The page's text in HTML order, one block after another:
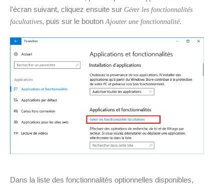
l'écran suivant, cliquez ensuite sur Gérer les fonctionnalités
facultatives, puis sur le bouton Ajouter une fonctionnalité.
Dans la liste des fonctionnalités optionnelles disponibles,